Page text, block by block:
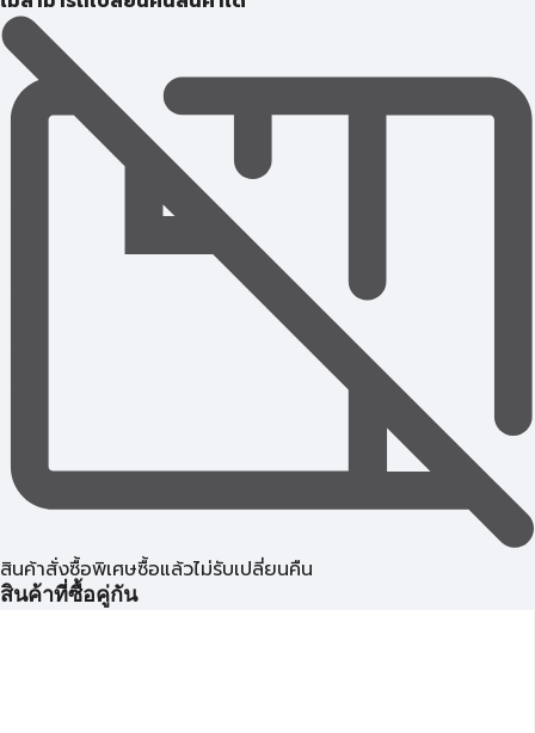
สินค้าสั่งซื้อพิเศษซื้อแล้วไม่รับเปลี่ยนคืน
สินค้าที่ซื้อคู่กัน